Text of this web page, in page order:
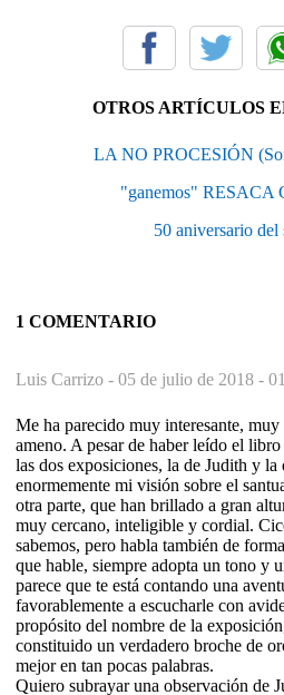
OTROS ARTÍCULOS
LA NO PROCESIÓN
"ganemos" RESACA
50 aniversario del
1 COMENTARIO
Luis Carrizo - 05 de julio de 2018 -
Me ha parecido muy interesante,
ameno. A pesar de haber leído el
las dos exposiciones, la de Judith y
enormemente mi visión sobre el
otra parte, que han brillado a gran
muy cercano, inteligible y cordial.
sabemos, pero habla también de
que hable, siempre adopta un tono y
parece que te está contando una
favorablemente a escucharle con
propósito del nombre de la
constituido un verdadero broche de
mejor en tan pocas palabras.
Quiero subrayar una observación de